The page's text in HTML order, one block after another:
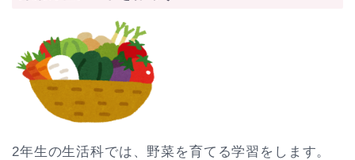
2年生の生活科では、野菜を育てる学習をします。